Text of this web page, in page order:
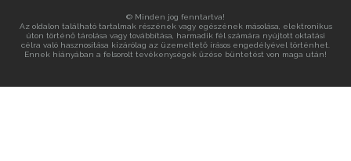
© Minden jog fenntartva!
Az oldalon található tartalmak részének vagy egészének másolása, elektronikus
úton történő tárolása vagy továbbítása, harmadik fél számára nyújtott oktatási
célra való hasznosítása kizárólag az üzemeltető írásos engedélyével történhet.
Ennek hiányában a felsorolt tevékenységek űzése büntetést von maga után!